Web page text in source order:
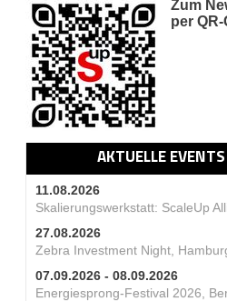
Zum
per
AKTUELLE EVENTS
11.08.2026
Skalierungswerkstatt: ScaleUp
27.08.2026
Zebra Investment Night,
07.09.2026 - 08.09.2026
Energiesprong-Festival 2026,